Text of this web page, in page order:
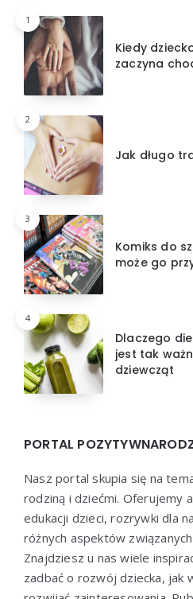
1
Kiedy
zaczyna
2
Jak długo
3
Komiks do
może go
4
Dlaczego
jest tak
dziewcząt
PORTAL
Nasz portal skupia się na
rodziną i dziećmi. Oferujemy
edukacji dzieci, rozrywki dla
różnych aspektów
Znajdziesz u nas wiele
zadbać o rozwój dziecka, jak